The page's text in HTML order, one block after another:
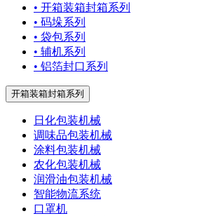
• 开箱装箱封箱系列
• 码垛系列
• 袋包系列
• 辅机系列
• 铝箔封口系列
开箱装箱封箱系列
日化包装机械
调味品包装机械
涂料包装机械
农化包装机械
润滑油包装机械
智能物流系统
口罩机